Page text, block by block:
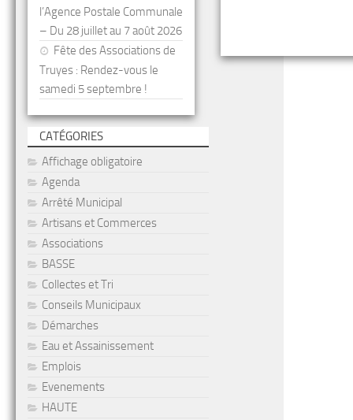
l’Agence Postale Communale
– Du 28 juillet au 7 août 2026
Fête des Associations de
Truyes : Rendez-vous le
samedi 5 septembre !
CATÉGORIES
Affichage obligatoire
Agenda
Arrêté Municipal
Artisans et Commerces
Associations
BASSE
Collectes et Tri
Conseils Municipaux
Démarches
Eau et Assainissement
Emplois
Evenements
HAUTE